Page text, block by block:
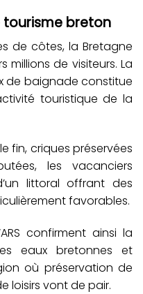
tourisme breton
de côtes, la Bretagne
millions de visiteurs. La
de baignade constitue
touristique de la
fin, criques préservées
les vacanciers
littoral offrant des
favorables.
confirment ainsi la
eaux bretonnes et
où préservation de
loisirs vont de pair.